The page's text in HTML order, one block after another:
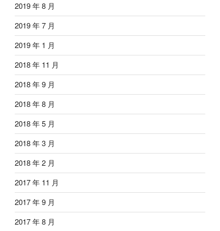
2019 年 8 月
2019 年 7 月
2019 年 1 月
2018 年 11 月
2018 年 9 月
2018 年 8 月
2018 年 5 月
2018 年 3 月
2018 年 2 月
2017 年 11 月
2017 年 9 月
2017 年 8 月